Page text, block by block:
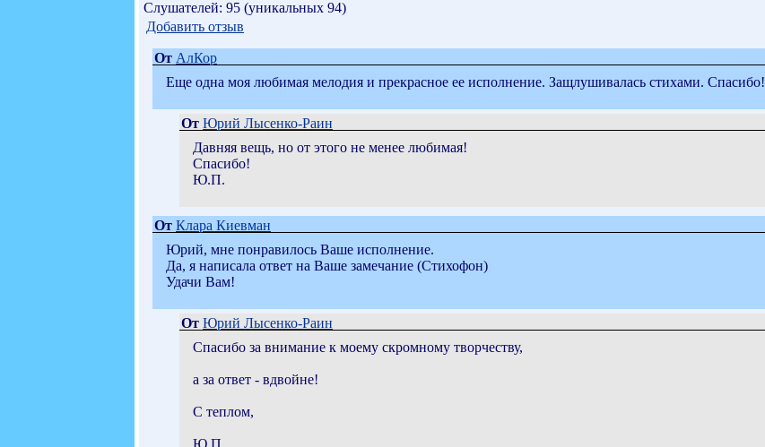
Слушателей: 95 (уникальных 94)
Добавить отзыв
От АлКор
Еще одна моя любимая мелодия и прекрасное ее исполнение. Защлушивалась стихами. Спасибо!
От Юрий Лысенко-Раин
Давняя вещь, но от этого не менее любимая!
Спасибо!
Ю.П.
От Клара Киевман
Юрий, мне понравилось Ваше исполнение.
Да, я написала ответ на Ваше замечание (Стихофон)
Удачи Вам!
От Юрий Лысенко-Раин
Спасибо за внимание к моему скромному творчеству,
а за ответ - вдвойне!
С теплом,
Ю.П.